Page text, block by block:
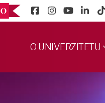
O UNIVERZITETU